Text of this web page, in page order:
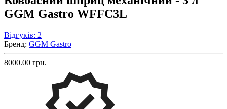
GGM Gastro WFFC3L
Відгуків: 2
Бренд: GGM Gastro
8000.00 грн.